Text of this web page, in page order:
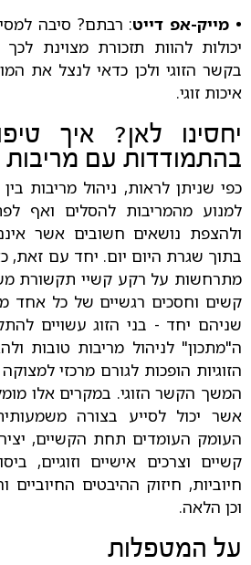
• מייק-אפ דייט: רבתם? סיבה
יכולות להוות תזכורת מצוינת
בקשר הזוגי ולכן כדאי לנצל את
איכות זוגי.
יחסינו לאן? איך
בהתמודדות עם מריבות
כפי שניתן לראות, ניהול מריבות בין
למנוע מהמריבות להסלים ואף
ולהצפת נושאים חשובים אשר
בתוך שגרת היום יום. יחד עם זאת,
מתרחשות על רקע קשיי תקשורת
קשים וחסכים רגשיים של כל אחד
שניהם יחד - בני הזוג עשויים
ה"מתכון" לניהול מריבות טובות
הזוגיות הופכות לגורם מרכזי
המשך הקשר הזוגי. במקרים אלו
אשר יכול לסייע בצורה
העומק העומדים תחת הקשיים,
קשיים וצרכים אישיים וזוגיים,
חיוביות, חיזוק ההיבטים החיוביים
וכן הלאה.
על המטפלות